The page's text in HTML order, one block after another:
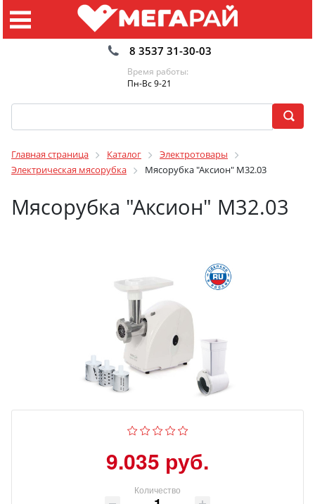
8 3537 31-30-03
Время работы:
Пн-Вс 9-21
Главная страница Каталог
Электротовары
Электрическая мясорубка
Мясорубка "Аксион" М32.03
Мясорубка "Аксион" М32.03
9.035 руб.
Количество